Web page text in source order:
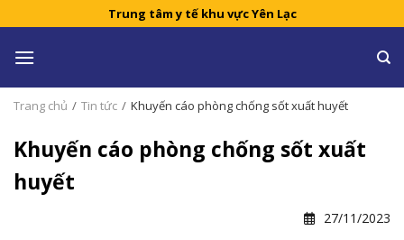
to
content
Trung tâm y tế khu vực Yên Lạc
Trang chủ / Tin tức / Khuyến cáo phòng chống sốt xuất huyết
Khuyến cáo phòng chống sốt xuất
huyết
27/11/2023